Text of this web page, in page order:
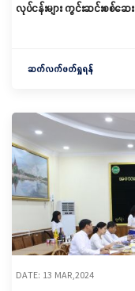
လုပ်ငန်းများ ကွင်းဆင်းစစ်ဆေး
ဆက်လက်ဖတ်ရှုရန်
DATE: 13 MAR,2024